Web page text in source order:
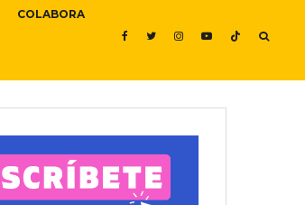
COLABORA